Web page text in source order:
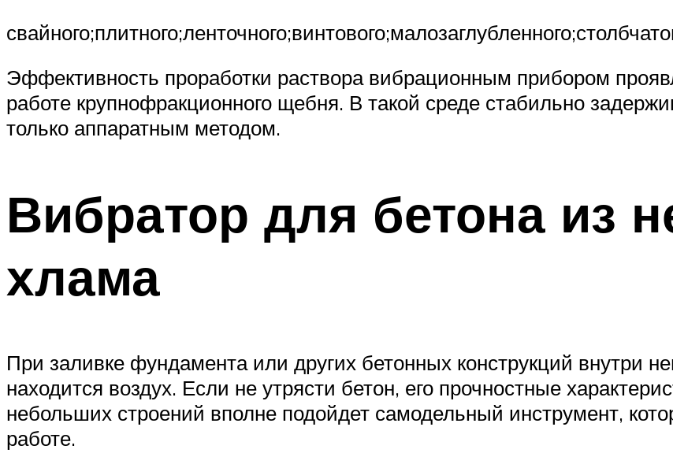
Эффективность проработки раствора вибрационным прибором
работе крупнофракционного щебня. В такой среде стабильно
только аппаратным методом.
Вибратор для бетона из
хлама
При заливке фундамента или других бетонных конструкций внутри
находится воздух. Если не утрясти бетон, его прочностные
небольших строений вполне подойдет самодельный инструмент,
работе.